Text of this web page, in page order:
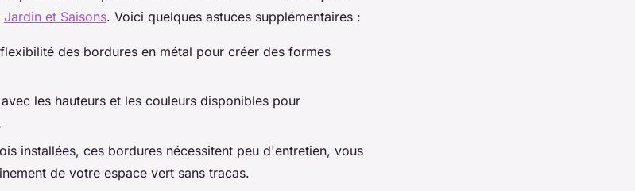
Jardin et Saisons. Voici quelques astuces supplémentaires :
des bordures en métal pour créer des formes
les hauteurs et les couleurs disponibles pour
installées, ces bordures nécessitent peu d'entretien, vous
de votre espace vert sans tracas.